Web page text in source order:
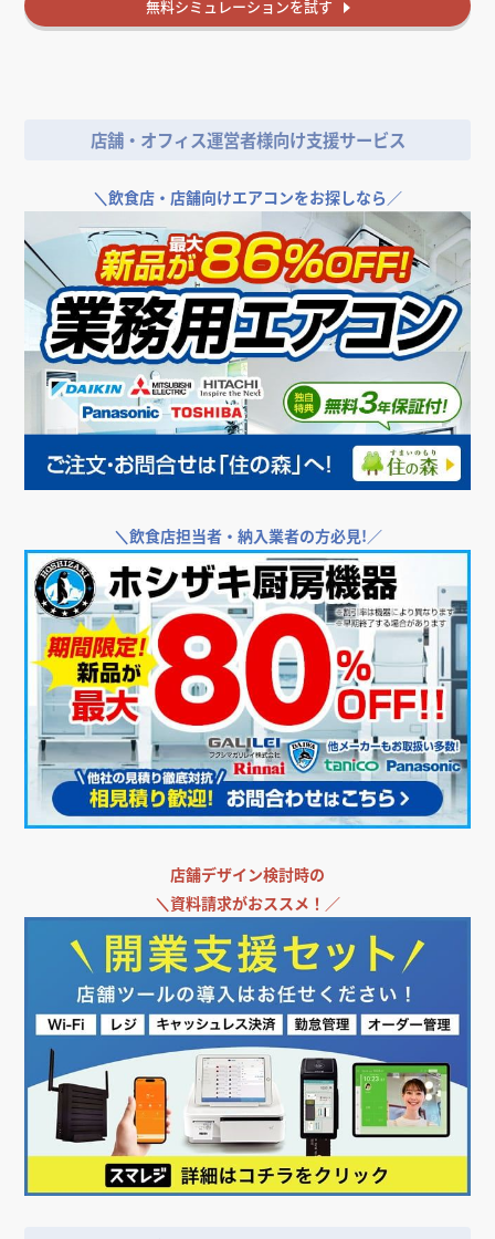
無料シミュレーションを試す
店舗・オフィス運営者様向け支援サービス
＼飲食店・店舗向けエアコンをお探しなら／
＼飲食店担当者・納入業者の方必見!／
店舗デザイン検討時の
＼資料請求がおススメ！／